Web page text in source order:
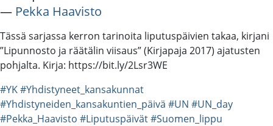
― Pekka Haavisto
Tässä sarjassa kerron tarinoita liputuspäivien takaa, kirjani
”Lipunnosto ja räätälin viisaus” (Kirjapaja 2017) ajatusten
pohjalta. Kirja: https://bit.ly/2Lsr3WE
#YK#Yhdistyneet_kansakunnat
#Yhdistyneiden_kansakuntien_päivä #UN #UN_day
#Pekka_Haavisto #Liputuspäivät#Suomen_lippu